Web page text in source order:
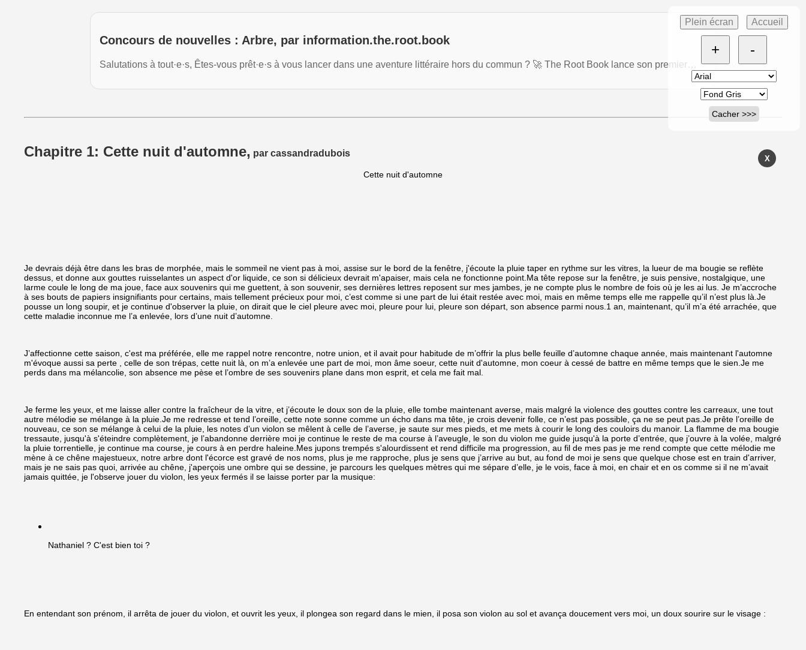
Plein écran Accueil
+ -
Cacher >>>
Concours de nouvelles : Arbre, par information.the.root.book
Salutations à tout·e·s, Êtes-vous prêt·e·s à vous lancer dans une aventure littéraire hors du commun ? 🚀 The Root Book lance son premier…
X
Chapitre 1: Cette nuit d'automne, par cassandradubois
Cette nuit d'automne
Je devrais déjà être dans les bras de morphée, mais le sommeil ne vient pas à moi, assise sur le bord de la fenêtre, j'écoute la pluie taper en rythme sur les vitres, la lueur de ma bougie se reflète
dessus, et donne aux gouttes ruisselantes un aspect d'or liquide, ce son si délicieux devrait m'apaiser, mais cela ne fonctionne point.Ma tête repose sur la fenêtre, je suis pensive, nostalgique, une
larme coule le long de ma joue, face aux souvenirs qui me guettent, à son souvenir, ses dernières lettres reposent sur mes jambes, je ne compte plus le nombre de fois où je les ai lus. Je m’accroche
à ses bouts de papiers insignifiants pour certains, mais tellement précieux pour moi, c’est comme si une part de lui était restée avec moi, mais en même temps elle me rappelle qu’il n’est plus là.Je
pousse un long soupir, et je continue d'observer la pluie, on dirait que le ciel pleure avec moi, pleure pour lui, pleure son départ, son absence parmi nous.1 an, maintenant, qu’il m’a été arrachée, que
cette maladie inconnue me l’a enlevée, lors d’une nuit d’automne.
J’affectionne cette saison, c'est ma préférée, elle me rappel notre rencontre, notre union, et il avait pour habitude de m’offrir la plus belle feuille d’automne chaque année, mais maintenant l'automne
m'évoque aussi sa perte , celle de son trépas, cette nuit là, on m’a enlevée une part de moi, mon âme soeur, cette nuit d'automne, mon coeur à cessé de battre en même temps que le sien.Je me
perds dans ma mélancolie, son absence me pèse et l’ombre de ses souvenirs plane dans mon esprit, et cela me fait mal.
Je ferme les yeux, et me laisse aller contre la fraîcheur de la vitre, et j’écoute le doux son de la pluie, elle tombe maintenant averse, mais malgré la violence des gouttes contre les carreaux, une tout
autre mélodie se mélange à la pluie.Je me redresse et tend l’oreille, cette note sonne comme un écho dans ma tête, je crois devenir folle, ce n’est pas possible, ça ne se peut pas.Je prête l’oreille de
nouveau, ce son se mélange à celui de la pluie, les notes d’un violon se mêlent à celle de l’averse, je saute sur mes pieds, et me mets à courir le long des couloirs du manoir. La flamme de ma bougie
tressaute, jusqu'à s'éteindre complètement, je l’abandonne derrière moi je continue le reste de ma course à l’aveugle, le son du violon me guide jusqu'à la porte d’entrée, que j’ouvre à la volée, malgré
la pluie torrentielle, je continue ma course, je cours à en perdre haleine.Mes jupons trempés s'alourdissent et rend difficile ma progression, au fil de mes pas je me rend compte que cette mélodie me
mène à ce chêne majestueux, notre arbre dont l'écorce est gravé de nos noms, plus je me rapproche, plus je sens que j’arrive au but, au fond de moi je sens que quelque chose est en train d'arriver,
mais je ne sais pas quoi, arrivée au chêne, j'aperçois une ombre qui se dessine, je parcours les quelques mètres qui me sépare d’elle, je le vois, face à moi, en chair et en os comme si il ne m’avait
jamais quittée, je l'observe jouer du violon, les yeux fermés il se laisse porter par la musique:
Nathaniel ? C'est bien toi ?
En entendant son prénom, il arrêta de jouer du violon, et ouvrit les yeux, il plongea son regard dans le mien, il posa son violon au sol et avança doucement vers moi, un doux sourire sur le visage :